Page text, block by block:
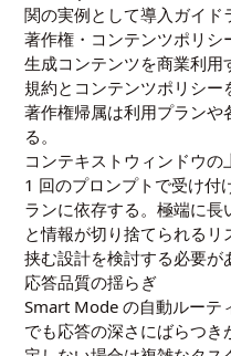
関の実例として導入ガイド
著作権・コンテンツポリシ
生成コンテンツを商業利
規約とコンテンツポリシ
著作権帰属は利用プラン
る。
コンテキストウィンドウ
1 回のプロンプトで受け付
ランに依存する。極端に
と情報が切り捨てられる
挟む設計を検討する必要が
応答品質の揺らぎ
Smart Mode の自動ルーテ
でも応答の深さにばらつ